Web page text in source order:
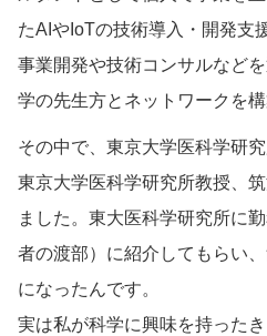
たAIやIoTの技術導入・開発支
事業開発や技術コンサルなど
学の先生方とネットワークを構
その中で、東京大学医科学研
東京大学医科学研究所教授、
ました。東大医科学研究所に
者の渡部）に紹介してもらい
になったんです。
実は私が科学に興味を持った